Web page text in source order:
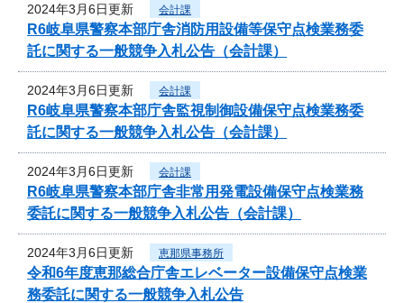
2024年3月6日更新 会計課
R6岐阜県警察本部庁舎消防用設備等保守点検業務委
託に関する一般競争入札公告（会計課）
2024年3月6日更新 会計課
R6岐阜県警察本部庁舎監視制御設備保守点検業務委
託に関する一般競争入札公告（会計課）
2024年3月6日更新 会計課
R6岐阜県警察本部庁舎非常用発電設備保守点検業務
委託に関する一般競争入札公告（会計課）
2024年3月6日更新 恵那県事務所
令和6年度恵那総合庁舎エレベーター設備保守点検業
務委託に関する一般競争入札公告